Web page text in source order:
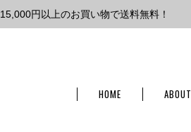
15,000円以上のお買い物で送料無料！
HOME ABOUT